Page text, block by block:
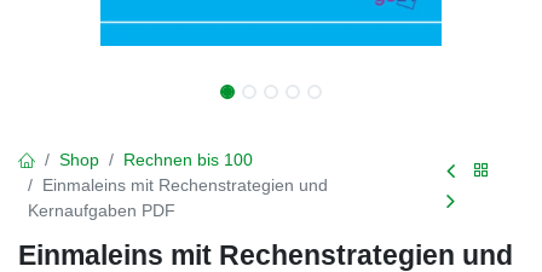
Shop
Rechnen bis 100
Einmaleins mit Rechenstrategien und
Kernaufgaben PDF
Einmaleins mit Rechenstrategien und